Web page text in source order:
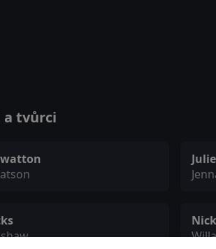
a tvůrci